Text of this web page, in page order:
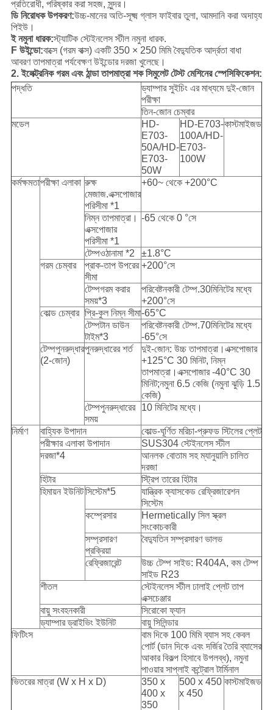
প্রতিরোধী, পরিষ্কার করা সহজ, সুন্দর।
ডি নিরোধক উপকরণ:উচ্চ-মানের অতি-সূক্ষ্ম গ্লাস ফাইবার তুলা, আমদানি করা অদাহ্য
পিইউ।
ই নমুনা ধারক:স্ট্যাটিক স্টেইনলেস স্টীল নমুনা ধারক.
F উইন্ডো:বাক্সে (গরম বাক্স) একটি 350 × 250 মিমি বৈদ্যুতিক আর্দ্রতা বাধা
আবরণ তাপমাত্রা পর্যবেক্ষণ উইন্ডোর দরজা খুলেছে।
2. ইলেক্ট্রনিক গরম এবং ঠান্ডা তাপমাত্রা শক সিমুলেট টেস্ট মেশিনের স্পেসিফিকেশন:
পদ্ধতি
ড্যাম্পার সুইচিং এর মাধ্যমে দুই-জোন
পরীক্ষা
তিন-জোন চেম্বার
মডেল
HD-
E703-
50A/HD-
E703-
50W
HD-E703-
100A/HD-
E703-
100W
কাস্টমাইজড
কর্মক্ষমতাপরীক্ষা এলাকা রুক্ষ
মেজাজ.এক্সপোজার
পরিসীমা *1
+60~ থেকে +200°C
নিম্ন তাপমাত্রা।
এক্সপোজার
পরিসীমা *1
-65 থেকে 0 °সে
টেম্পওঠানামা *2
±1.8°C
গরম চেম্বার
প্রাক-তাপ উপরের
সীমা
+200°সে
টেম্পগরম করার
সময়*3
পরিবেষ্টনকারী টেম্প.30মিনিটের মধ্যে
+200°সে
কোল্ড চেম্বার প্রি-কুল নিম্ন সীমা-65°C
টেম্পটান ডাউন
টাইম*3
পরিবেষ্টনকারী টেম্প.70মিনিটের মধ্যে
-65°সে
টেম্পপুনরুদ্ধার
(2-জোন)
পুনরুদ্ধারের শর্ত
দুই-জোন: উচ্চ তাপমাত্রা।এক্সপোজার
+125°C 30 মিনিট, নিম্ন
তাপমাত্রা।এক্সপোজার -40°C 30
মিনিট;নমুনা 6.5 কেজি (নমুনা ঝুড়ি 1.5
কেজি)
টেম্পপুনরুদ্ধারের
সময়
10 মিনিটের মধ্যে।
নির্মাণ বাহ্যিক উপাদান
কোল্ড-ঘূর্ণিত মরিচা-প্রুফড স্টিলের প্লেট
পরীক্ষার এলাকা উপাদান
SUS304 স্টেইনলেস স্টীল
দরজা*4
আনলক বোতাম সহ ম্যানুয়ালি চালিত
দরজা
হিটার
স্ট্রিপ তারের হিটার
হিমায়ন ইউনিটসিস্টেম*5
যান্ত্রিক ক্যাসকেড রেফ্রিজারেশন
সিস্টেম
কম্প্রেসার
Hermetically সিল স্ক্রল
সংকোচকারী
সম্প্রসারণ
প্রক্রিয়া
বৈদ্যুতিন সম্প্রসারণ ভালভ
রেফ্রিজারেন্ট
উচ্চ টেম্প সাইড: R404A, কম টেম্প
সাইড R23
শীতল
স্টেইনলেস স্টীল ঢালাই প্লেট তাপ
এক্সচেঞ্জার
বায়ু সংবহনকারী
সিরোকো ফ্যান
ড্যাম্পার ড্রাইভিং ইউনিট
বায়ু সিলিন্ডার
ফিটিংস
বাম দিকে 100 মিমি ব্যাস সহ কেবল
পোর্ট (ডান দিকে এবং দর্জির তৈরি ব্যাসের
আকার বিকল্প হিসাবে উপলব্ধ), নমুনা
পাওয়ার সাপ্লাই কন্ট্রোল টার্মিনাল
ভিতরের মাত্রা (W x H x D)
350 x
400 x
350
500 x 450
x 450
কাস্টমাইজড